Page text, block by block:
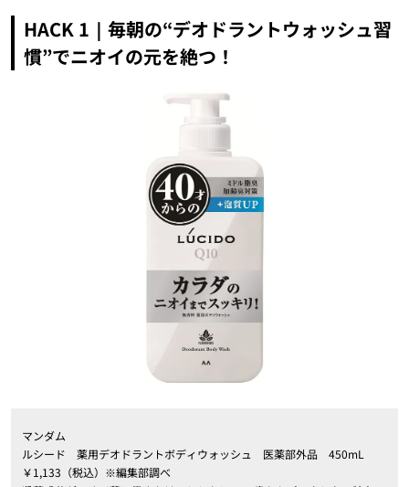
HACK 1｜毎朝の“デオドラントウォッシュ習
慣”でニオイの元を絶つ！
マンダム
ルシード 薬用デオドラントボディウォッシュ 医薬部外品 450mL
￥1,133（税込）※編集部調べ